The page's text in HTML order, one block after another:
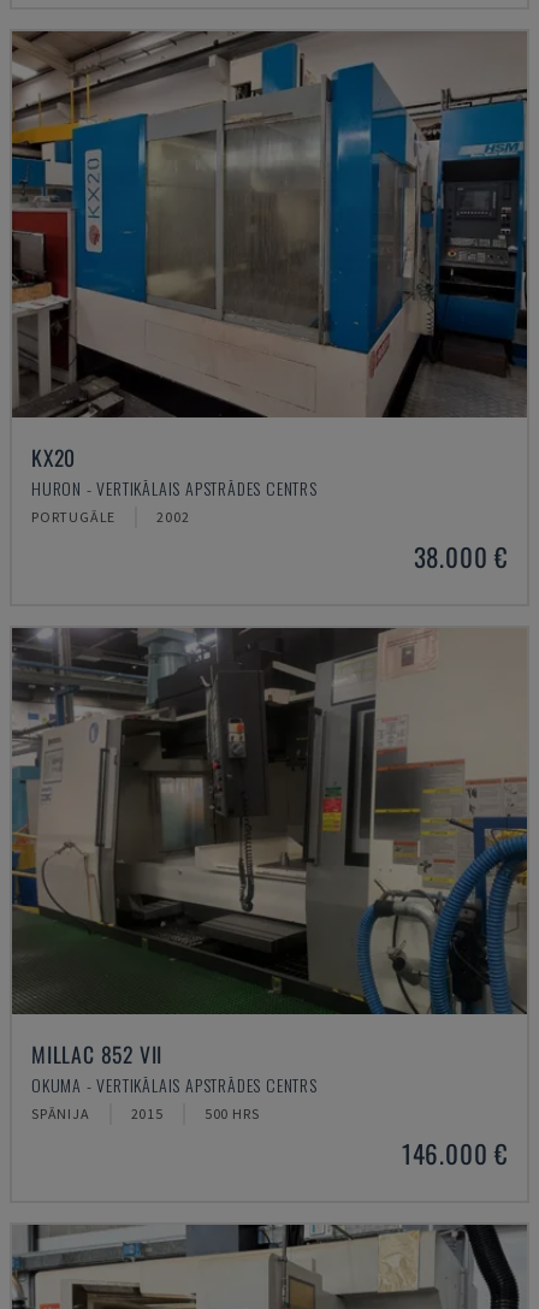
KX20
HURON - VERTIKĀLAIS APSTRĀDES CENTRS
PORTUGĀLE 2002
38.000 €
MILLAC 852 VII
OKUMA - VERTIKĀLAIS APSTRĀDES CENTRS
SPĀNIJA 2015 500 HRS
146.000 €